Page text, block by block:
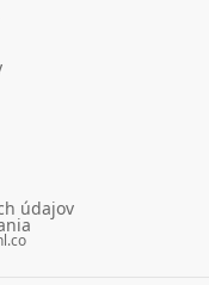
údajov